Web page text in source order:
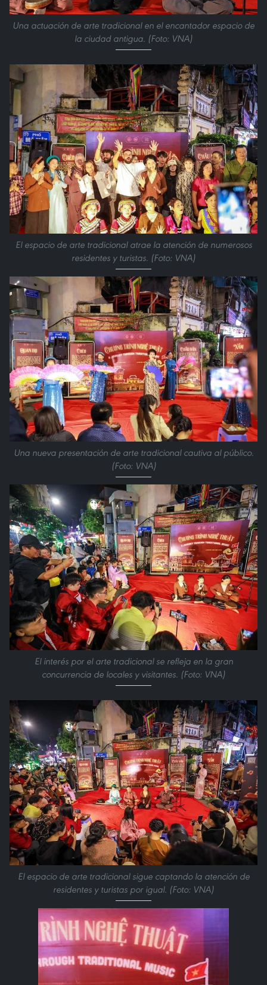
Una actuación de arte tradicional en el encantador espacio de
la ciudad antigua. (Foto: VNA)
El espacio de arte tradicional atrae la atención de numerosos
residentes y turistas. (Foto: VNA)
Una nueva presentación de arte tradicional cautiva al público.
(Foto: VNA)
El interés por el arte tradicional se refleja en la gran
concurrencia de locales y visitantes. (Foto: VNA)
El espacio de arte tradicional sigue captando la atención de
residentes y turistas por igual. (Foto: VNA)